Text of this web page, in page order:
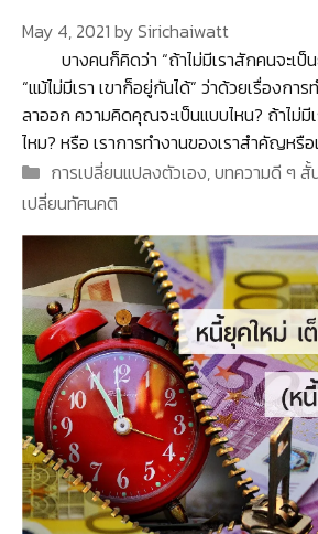
May 4, 2021 bySirichaiwatt
บางคนก็คิดว่า “ถ้าไม่มีเราสักคนจะเป็
“แม้ไม่มีเรา เขาก็อยู่กันได้” ว่าด้วยเรื่องก
ลาออก ความคิดคุณจะเป็นแบบไหน? ถ้าไม่มี
ไหม? หรือ เราการทำงานของเราสำคัญหรือ
Categories
การเปลี่ยนแปลงตัวเอง,บทความดี ๆ สั้
เปลี่ยนทัศนคติ